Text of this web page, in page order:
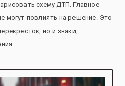
схему ДТП. Главное
могут повлиять на решение. Это
но и знаки,